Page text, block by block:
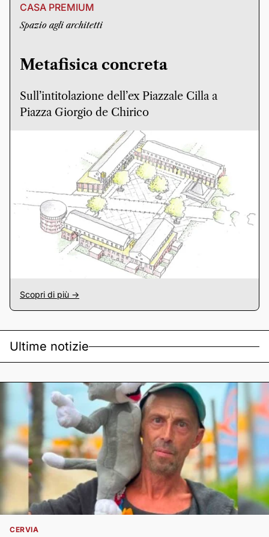
CASA PREMIUM
Spazio agli architetti
Metafisica concreta
Sull’intitolazione dell’ex Piazzale Cilla a
Piazza Giorgio de Chirico
Scopri di più ->
Ultime notizie
CERVIA